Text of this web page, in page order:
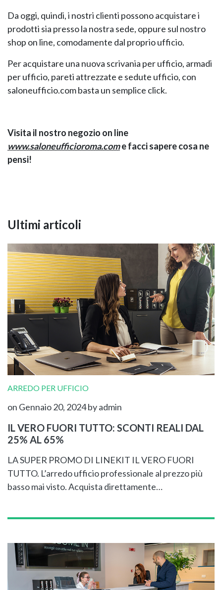
NAPEE –
Da oggi, quindi, i nostri clienti possono acquistare i
prodotti sia presso la nostra sede, oppure sul nostro
shop on line, comodamente dal proprio ufficio.
Per acquistare una nuova scrivania per ufficio, armadi
per ufficio, pareti attrezzate e sedute ufficio, con
saloneufficio.com basta un semplice click.
Visita il nostro negozio on line
www.saloneufficioroma.come facci sapere cosa ne
pensi!
Ultimi articoli
ARREDO PER UFFICIO
on Gennaio 20, 2024by admin
IL VERO FUORI TUTTO: SCONTI REALI DAL
25% AL 65%
LA SUPER PROMO DI LINEKIT IL VERO FUORI
TUTTO. L’arredo ufficio professionale al prezzo più
basso mai visto. Acquista direttamente…